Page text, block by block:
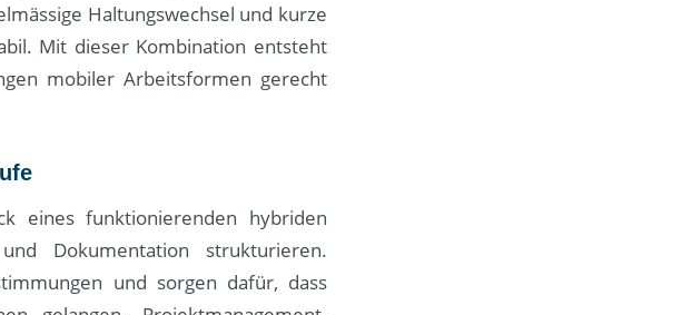
Haltungswechsel und kurze
Mit dieser Kombination entsteht
mobiler Arbeitsformen gerecht
eines funktionierenden hybriden
Dokumentation strukturieren.
und sorgen dafür, dass